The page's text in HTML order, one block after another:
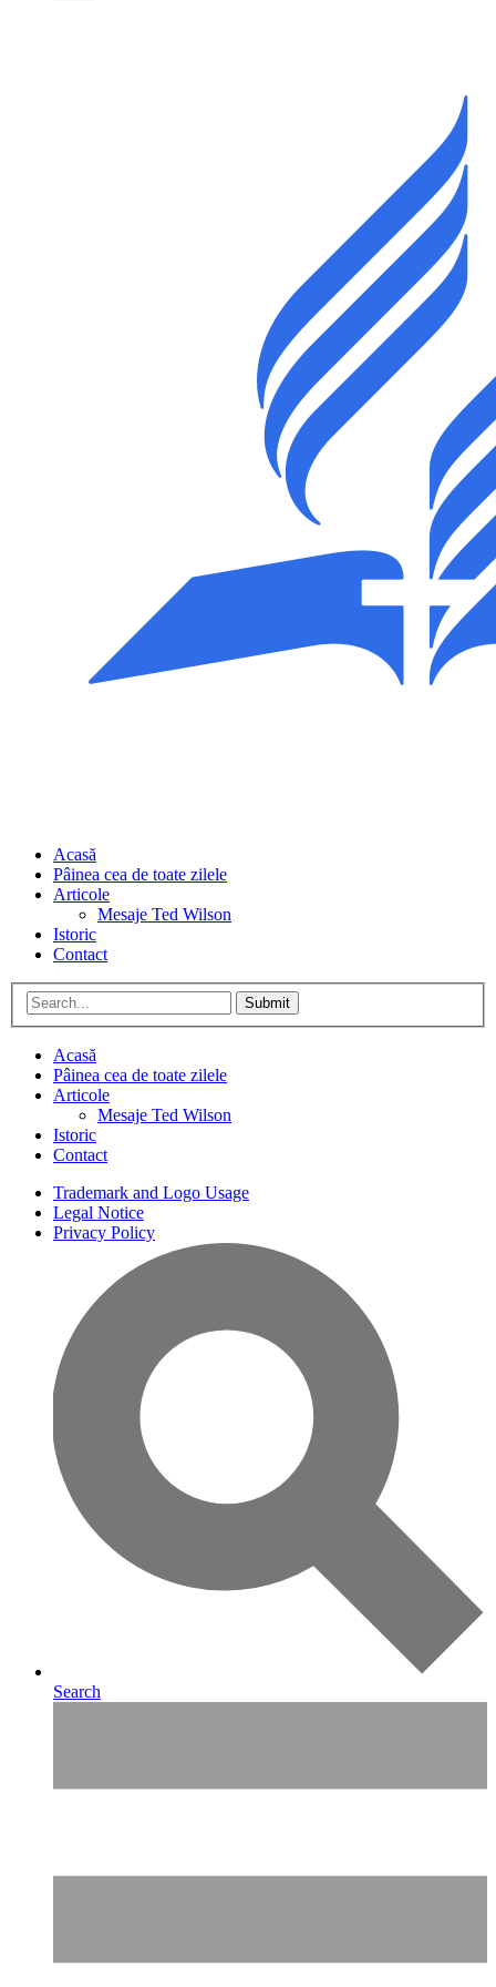
Acasă
Pâinea cea de toate zilele
Articole
Mesaje Ted Wilson
Istoric
Contact
Submit
Acasă
Pâinea cea de toate zilele
Articole
Mesaje Ted Wilson
Istoric
Contact
Trademark and Logo Usage
Legal Notice
Privacy Policy
Search